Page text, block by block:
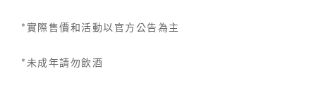
*實際售價和活動以官方公告為主
* 未成年請勿飲酒